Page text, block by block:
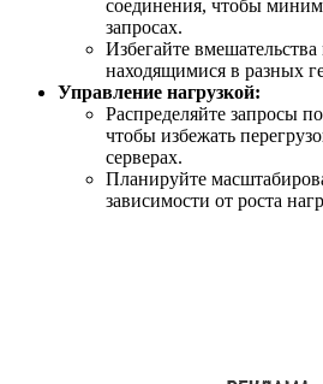
соединения, чтобы
запросах.
Избегайте
находящимися в разных
Управление нагрузкой:
Распределяйте запросы
чтобы избежать
серверах.
Планируйте
зависимости от роста